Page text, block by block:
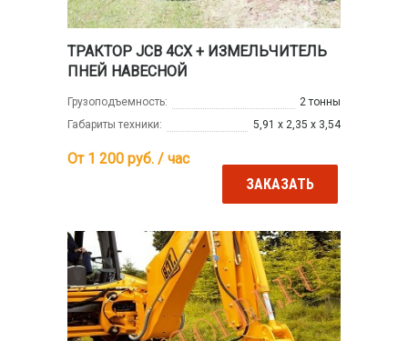
ТРАКТОР JCB 4CX + ИЗМЕЛЬЧИТЕЛЬ
ПНЕЙ НАВЕСНОЙ
Грузоподъемность:
2 тонны
Габариты техники:
5,91 х 2,35 х 3,54
От 1 200 руб. / час
ЗАКАЗАТЬ